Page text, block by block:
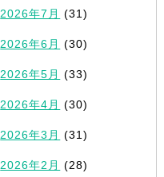
2026年7月 (31)
2026年6月 (30)
2026年5月 (33)
2026年4月 (30)
2026年3月 (31)
2026年2月 (28)